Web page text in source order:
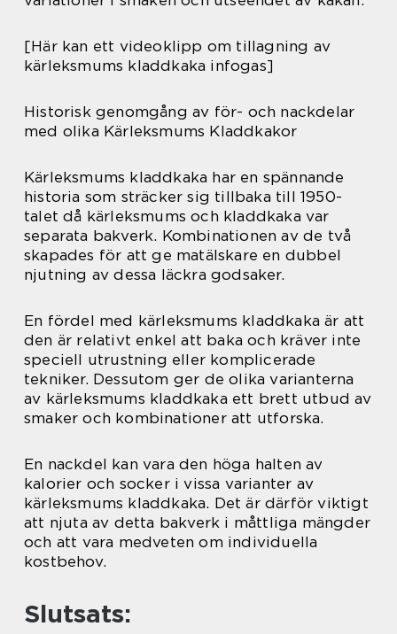
[Här kan ett videoklipp om tillagning av
kärleksmums kladdkaka infogas]
Historisk genomgång av för- och nackdelar
med olika Kärleksmums Kladdkakor
Kärleksmums kladdkaka har en spännande
historia som sträcker sig tillbaka till 1950-
talet då kärleksmums och kladdkaka var
separata bakverk. Kombinationen av de två
skapades för att ge matälskare en dubbel
njutning av dessa läckra godsaker.
En fördel med kärleksmums kladdkaka är att
den är relativt enkel att baka och kräver inte
speciell utrustning eller komplicerade
tekniker. Dessutom ger de olika varianterna
av kärleksmums kladdkaka ett brett utbud av
smaker och kombinationer att utforska.
En nackdel kan vara den höga halten av
kalorier och socker i vissa varianter av
kärleksmums kladdkaka. Det är därför viktigt
att njuta av detta bakverk i måttliga mängder
och att vara medveten om individuella
kostbehov.
Slutsats: